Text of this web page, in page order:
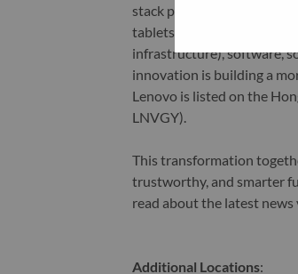
stack portfolio of AI-
tablets), infrastructure
infrastructure), software,
innovation is building a
Lenovo is listed on the
LNVGY).
This transformation
trustworthy, and smarter
read about the latest news
Additional Locations: